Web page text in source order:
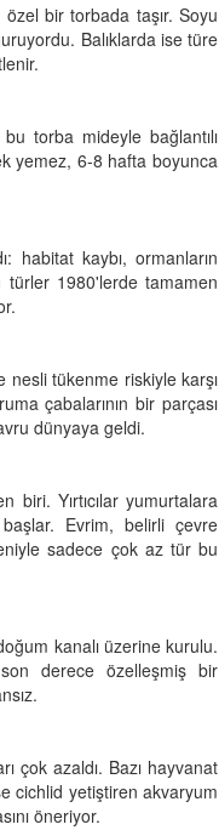
bir torbada taşır. Soyu
Balıklarda ise türe
torba mideyle bağlantılı
yemez, 6-8 hafta boyunca
habitat kaybı, ormanların
türler 1980'lerde tamamen
nesli tükenme riskiyle karşı
çabalarının bir parçası
dünyaya geldi.
Yırtıcılar yumurtalara
Evrim, belirli çevre
sadece çok az tür bu
kanalı üzerine kurulu.
derece özelleşmiş bir
çok azaldı. Bazı hayvanat
cichlid yetiştiren akvaryum
öneriyor.